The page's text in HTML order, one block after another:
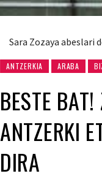
Sara Zozaya abeslari
ANTZERKIA ARABA
BESTE
ANTZERKI
DIRA